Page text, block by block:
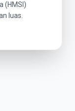
(HMSI)
luas.